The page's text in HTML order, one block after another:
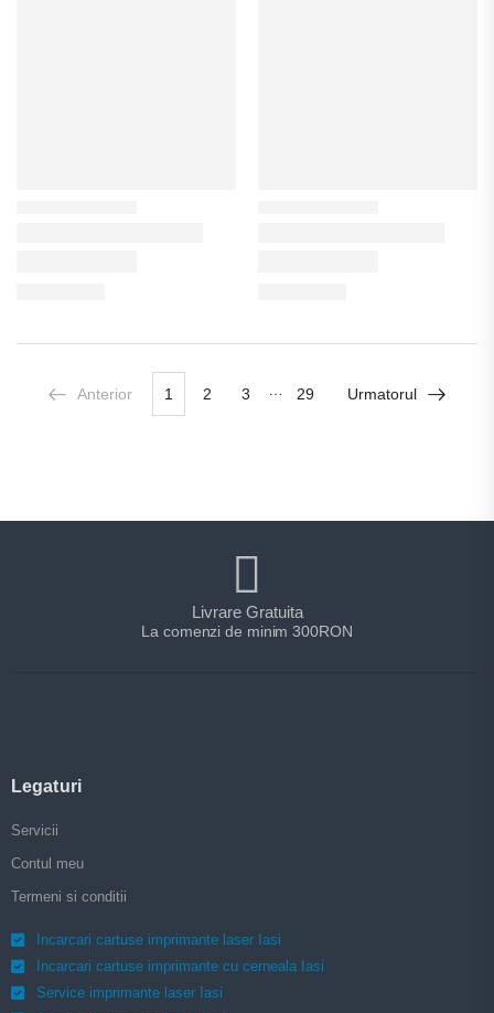
Anterior 1 2 3 29 Urmatorul
Livrare Gratuita
La comenzi de minim 300RON
Legaturi
Servicii
Contul meu
Termeni si conditii
Incarcari cartuse imprimante laser Iasi
Incarcari cartuse imprimante cu cerneala Iasi
Service imprimante laser Iasi